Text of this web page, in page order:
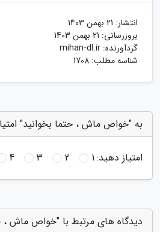
انتشار: 21 بهمن 1403
بروزرسانی: 21 بهمن 1403
گردآورنده: mihan-dl.ir
شناسه مطلب: 1708
به "خواص ماش ، حتما بخوانید"
امتیاز دهید:1
2
3
4
دیدگاه های مرتبط با "خواص ماش ،